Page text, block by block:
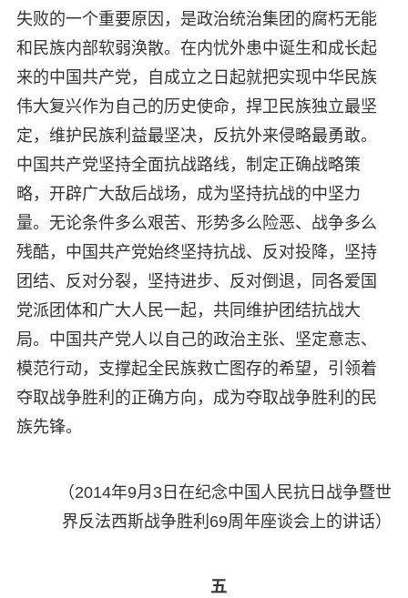
失败的一个重要原因，是政治统治集团的腐朽无能
和民族内部软弱涣散。在内忧外患中诞生和成长起
来的中国共产党，自成立之日起就把实现中华民族
伟大复兴作为自己的历史使命，捍卫民族独立最坚
定，维护民族利益最坚决，反抗外来侵略最勇敢。
中国共产党坚持全面抗战路线，制定正确战略策
略，开辟广大敌后战场，成为坚持抗战的中坚力
量。无论条件多么艰苦、形势多么险恶、战争多么
残酷，中国共产党始终坚持抗战、反对投降，坚持
团结、反对分裂，坚持进步、反对倒退，同各爱国
党派团体和广大人民一起，共同维护团结抗战大
局。中国共产党人以自己的政治主张、坚定意志、
模范行动，支撑起全民族救亡图存的希望，引领着
夺取战争胜利的正确方向，成为夺取战争胜利的民
族先锋。
（2014年9月3日在纪念中国人民抗日战争暨世
界反法西斯战争胜利69周年座谈会上的讲话）
五